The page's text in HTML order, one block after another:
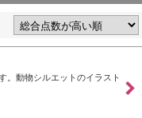
。動物シルエットのイラスト